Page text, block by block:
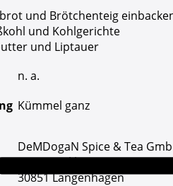
und Brötchenteig
und Kohlgerichte
und Liptauer
n. a.
Kümmel ganz
DeMDogaN Spice & Tea
Hans-Böckler-Str. 30
30851 Langenhagen